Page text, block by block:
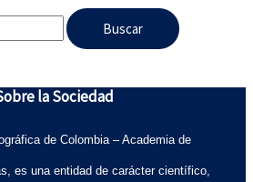
la Sociedad
de Colombia – Academia de
es una entidad de carácter científico,